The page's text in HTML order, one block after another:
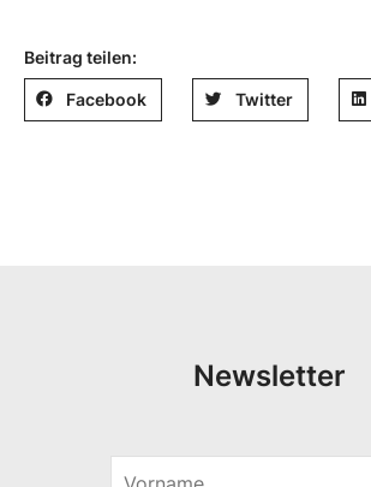
Beitrag teilen:
Facebook Twitter
Newsletter
S